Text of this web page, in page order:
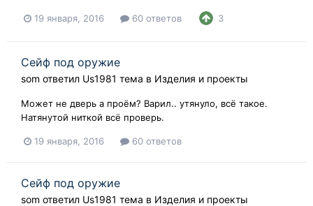
19 января, 2016 60 ответов 3
Сейф под оружие
som ответил Us1981 тема в Изделия и проекты
Может не дверь а проём? Варил.. утянуло, всё такое.
Натянутой ниткой всё проверь.
19 января, 2016 60 ответов
Сейф под оружие
som ответил Us1981 тема в Изделия и проекты